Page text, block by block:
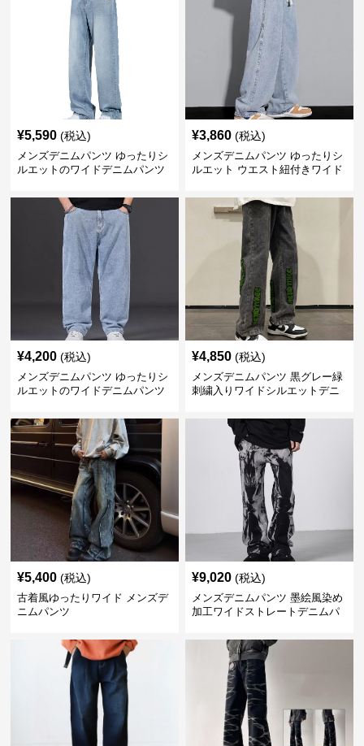
¥5,590 (税込)
メンズデニムパンツ ゆったりシ
ルエットのワイドデニムパンツ
¥3,860 (税込)
メンズデニムパンツ ゆったりシ
ルエット ウエスト紐付きワイド
¥4,200 (税込)
メンズデニムパンツ ゆったりシ
ルエットのワイドデニムパンツ
¥4,850 (税込)
メンズデニムパンツ 黒グレー緑
刺繍入りワイドシルエットデニ
¥5,400 (税込)
古着風ゆったりワイド メンズデ
ニムパンツ
¥9,020 (税込)
メンズデニムパンツ 墨絵風染め
加工ワイドストレートデニムパ